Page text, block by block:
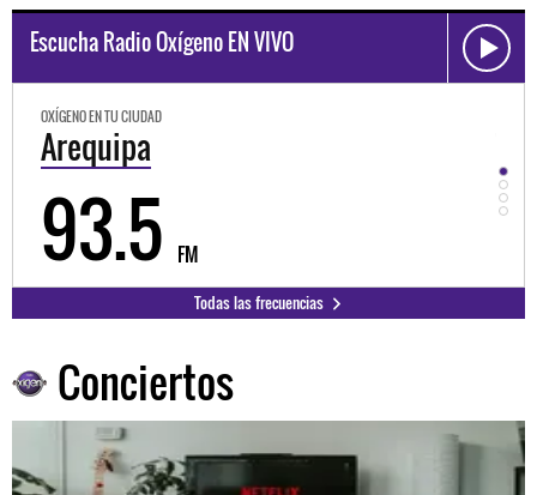
Escucha Radio Oxígeno EN VIVO
OXÍGENO EN TU CIUDAD
Trujillo
98.3
Todas las frecuencias
Conciertos